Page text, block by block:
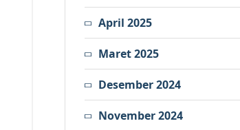
April 2025
Maret 2025
Desember 2024
November 2024